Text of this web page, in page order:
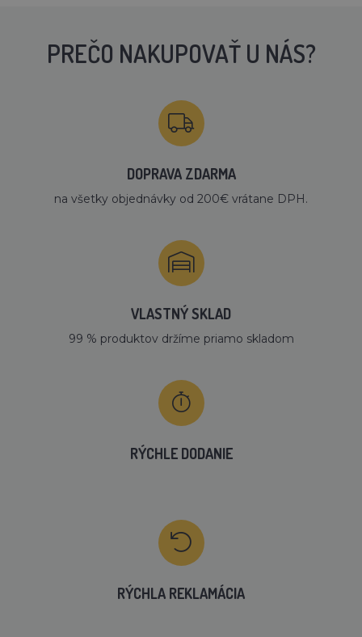
PREČO NAKUPOVAŤ U NÁS?
DOPRAVA ZDARMA
na všetky objednávky od 200€ vrátane DPH.
VLASTNÝ SKLAD
99 % produktov držíme priamo skladom
RÝCHLE DODANIE
RÝCHLA REKLAMÁCIA